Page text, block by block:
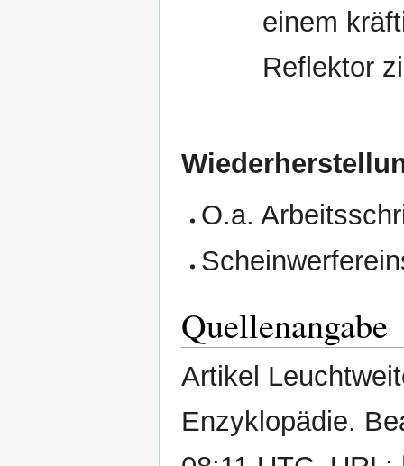
einem
Reflektor
O.a.
Quellenangabe
Artikel
Enzyklopädie.